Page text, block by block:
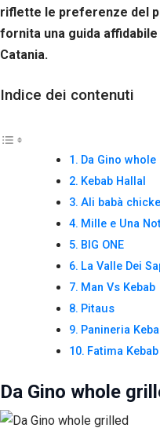
riflette le preferenze del
fornita una guida
Catania.
Indice dei contenuti
Da Gino
Kebab Hallal
Ali babà
Mille e Una
BIG ONE
La Valle Dei
Man Vs Kebab
Pitaus
Panineria
Fatima Kebab
Da Gino whole